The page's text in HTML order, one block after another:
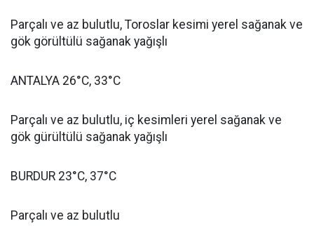
Parçalı ve az bulutlu, Toroslar kesimi yerel sağanak ve
gök görültülü sağanak yağışlı
ANTALYA 26°C, 33°C
Parçalı ve az bulutlu, iç kesimleri yerel sağanak ve
gök gürültülü sağanak yağışlı
BURDUR 23°C, 37°C
Parçalı ve az bulutlu